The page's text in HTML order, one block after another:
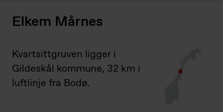
Elkem Mårnes
Kvartsittgruven ligger i
Gildeskål kommune, 32 km i
luftlinje fra Bodø.